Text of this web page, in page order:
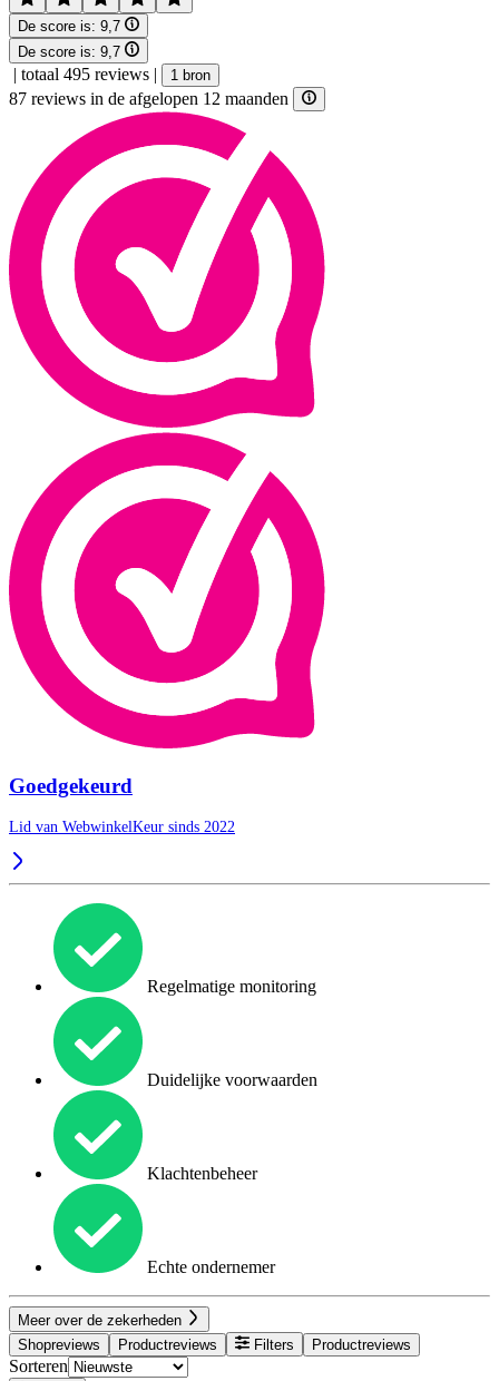
De score is: 9,7
De score is: 9,7
| totaal 495 reviews | 1 bron
87 reviews in de afgelopen 12 maanden
Goedgekeurd
Lid van WebwinkelKeur sinds 2022
Regelmatige monitoring
Duidelijke voorwaarden
Klachtenbeheer
Echte ondernemer
Meer over de zekerheden
Shopreviews
Productreviews Filters Productreviews
Sorteren